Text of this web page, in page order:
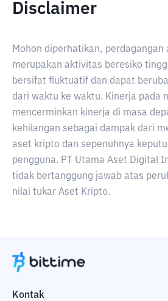
Disclaimer
Mohon diperhatikan, perdagangan
merupakan aktivitas beresiko
bersifat fluktuatif dan dapat
dari waktu ke waktu. Kinerja pada
mencerminkan kinerja di masa
kehilangan sebagai dampak dari
aset kripto dan sepenuhnya
pengguna. PT Utama Aset Digital
tidak bertanggung jawab atas
nilai tukar Aset Kripto.
Kontak